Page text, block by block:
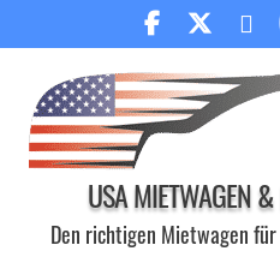
USA MIETWAGEN
Den richtigen Mietwagen